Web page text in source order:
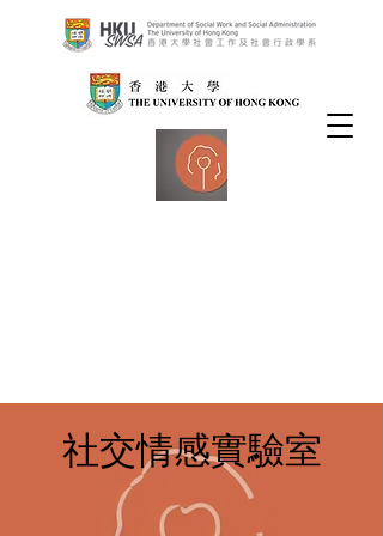
社交情感實驗室